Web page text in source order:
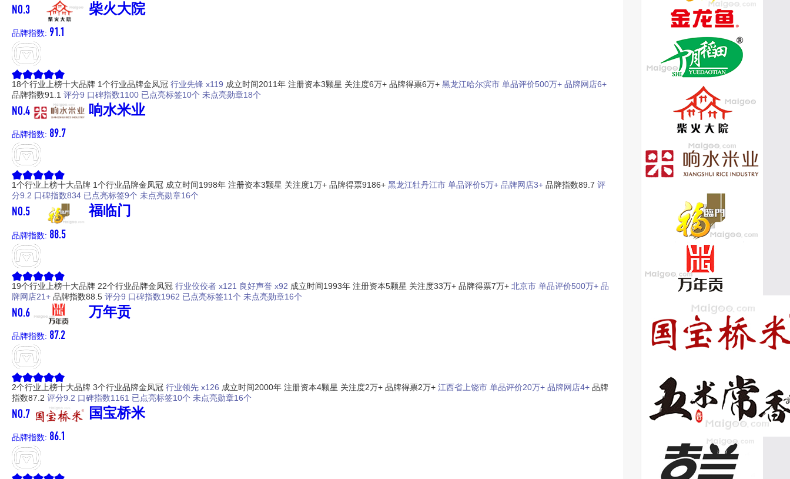
NO.3 柴火大院
品牌指数: 91.1
18个行业上榜十大品牌 1个行业品牌金凤冠 行业先锋 x119 成立时间2011年 注册资本3颗星 关注度6万+ 品牌得票6万+ 黑龙江哈尔滨市 单品评价500万+ 品牌网店6+
品牌指数91.1 评分9 口碑指数1100 已点亮标签10个 未点亮勋章18个
NO.4 响水米业
品牌指数: 89.7
1个行业上榜十大品牌 1个行业品牌金凤冠 成立时间1998年 注册资本3颗星 关注度1万+ 品牌得票9186+ 黑龙江牡丹江市 单品评价5万+ 品牌网店3+ 品牌指数89.7 评
分9.2 口碑指数834 已点亮标签9个 未点亮勋章16个
NO.5 福临门
品牌指数: 88.5
19个行业上榜十大品牌 22个行业品牌金凤冠 行业佼佼者 x121 良好声誉 x92 成立时间1993年 注册资本5颗星 关注度33万+ 品牌得票7万+ 北京市 单品评价500万+ 品
牌网店21+ 品牌指数88.5 评分9 口碑指数1962 已点亮标签11个 未点亮勋章16个
NO.6 万年贡
品牌指数: 87.2
2个行业上榜十大品牌 3个行业品牌金凤冠 行业领先 x126 成立时间2000年 注册资本4颗星 关注度2万+ 品牌得票2万+ 江西省上饶市 单品评价20万+ 品牌网店4+ 品牌
指数87.2 评分9.2 口碑指数1161 已点亮标签10个 未点亮勋章16个
NO.7 国宝桥米
品牌指数: 86.1